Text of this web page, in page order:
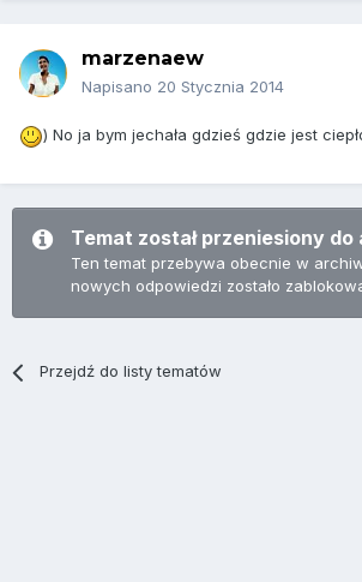
marzenaew
Napisano 20 Stycznia 2014
) No ja bym jechała gdzieś gdzie jest
Temat został przeniesiony
Ten temat przebywa obecnie w
nowych odpowiedzi zostało
Przejdź do listy tematów